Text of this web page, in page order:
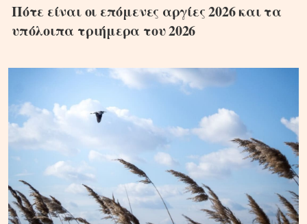
Πότε είναι οι επόμενες αργίες 2026 και τα
υπόλοιπα τριήμερα του 2026